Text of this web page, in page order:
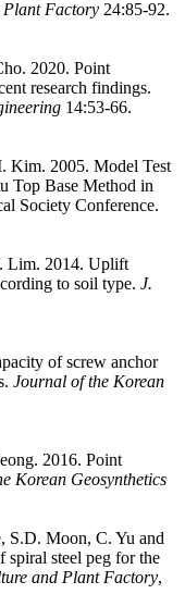
Plant Factory 24:85-92.
2020. Point
research findings.
14:53-66.
Kim. 2005. Model Test
Top Base Method in
Society Conference.
Lim. 2014. Uplift
to soil type. J.
of screw anchor
Journal of the Korean
2016. Point
Korean Geosynthetics
S.D. Moon, C. Yu and
steel peg for the
and Plant Factory,